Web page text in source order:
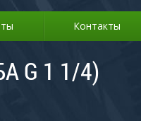
Контакты
G 1 1/4)